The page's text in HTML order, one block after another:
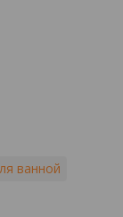
ванной